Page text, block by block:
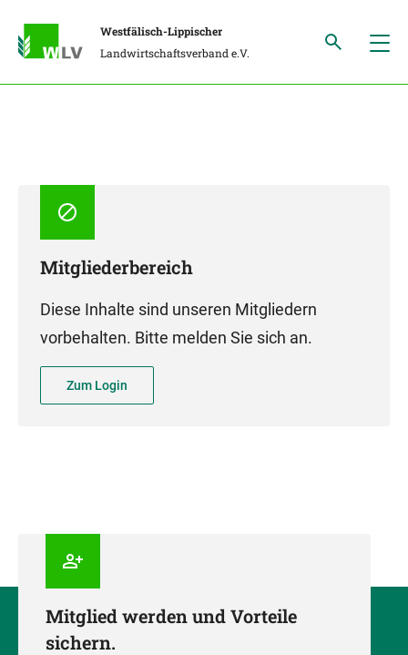
Westfälisch-Lippischer
Landwirtschaftsverband e.V.
Mitgliederbereich
Diese Inhalte sind unseren Mitgliedern
vorbehalten. Bitte melden Sie sich an.
Zum Login
Mitglied werden und Vorteile
sichern.